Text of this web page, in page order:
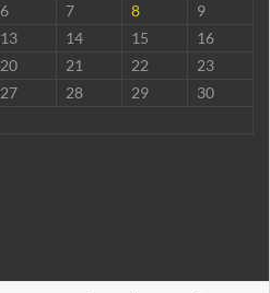
6 7 8
9
13 14 15
16
20 21 22
23
27 28 29
30